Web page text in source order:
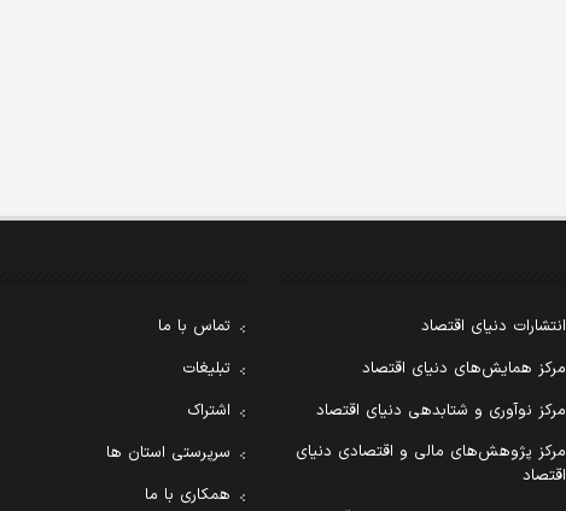
انتشارات دنیای اقتصاد
مرکز همایش‌های دنیای اقتصاد
مرکز نوآوری و شتابدهی دنیای اقتصاد
مرکز پژوهش‌های مالی و اقتصادی دنیای
اقتصاد
تماس با ما
تبلیغات
اشتراک
سرپرستی استان ها
همکاری با ما